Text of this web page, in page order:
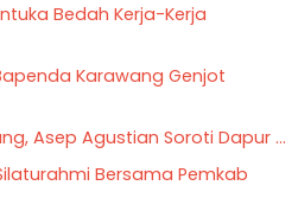
Bedah Kerja-Kerja
Karawang Genjot
Asep Agustian Soroti Dapur ...
Silaturahmi Bersama Pemkab